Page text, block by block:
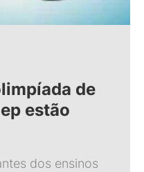
de
estão
dos ensinos